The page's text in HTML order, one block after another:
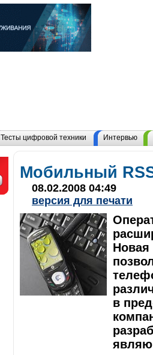
Тесты цифровой техники Интервью
Мобильный
08.02.2008 04:49
версия для печати
Новая
в